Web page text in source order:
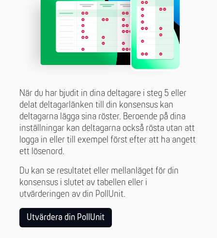
När du har bjudit in dina deltagare i steg 5 eller
delat deltagarlänken till din konsensus kan
deltagarna lägga sina röster. Beroende på dina
inställningar kan deltagarna också rösta utan att
logga in eller till exempel först efter att ha angett
ett lösenord.
Du kan se resultatet eller mellanläget för din
konsensus i slutet av tabellen eller i
utvärderingen av din PollUnit.
Utvärdera din PollUnit